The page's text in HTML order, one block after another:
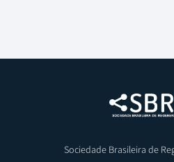
Sociedade Brasileira de